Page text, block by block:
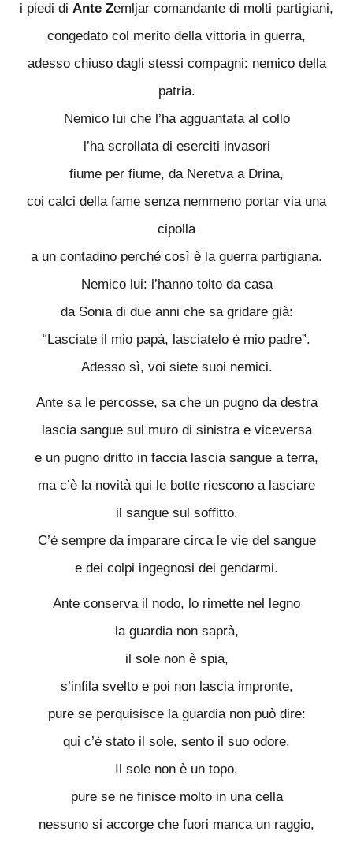
i piedi di Ante Zemljar comandante di molti partigiani,
congedato col merito della vittoria in guerra,
adesso chiuso dagli stessi compagni: nemico della
patria.
Nemico lui che l’ha agguantata al collo
l’ha scrollata di eserciti invasori
fiume per fiume, da Neretva a Drina,
coi calci della fame senza nemmeno portar via una
cipolla
a un contadino perché così è la guerra partigiana.
Nemico lui: l’hanno tolto da casa
da Sonia di due anni che sa gridare già:
“Lasciate il mio papà, lasciatelo è mio padre”.
Adesso sì, voi siete suoi nemici.
Ante sa le percosse, sa che un pugno da destra
lascia sangue sul muro di sinistra e viceversa
e un pugno dritto in faccia lascia sangue a terra,
ma c’è la novità qui le botte riescono a lasciare
il sangue sul soffitto.
C’è sempre da imparare circa le vie del sangue
e dei colpi ingegnosi dei gendarmi.
Ante conserva il nodo, lo rimette nel legno
la guardia non saprà,
il sole non è spia,
s’infila svelto e poi non lascia impronte,
pure se perquisisce la guardia non può dire:
qui c’è stato il sole, sento il suo odore.
Il sole non è un topo,
pure se ne finisce molto in una cella
nessuno si accorge che fuori manca un raggio,